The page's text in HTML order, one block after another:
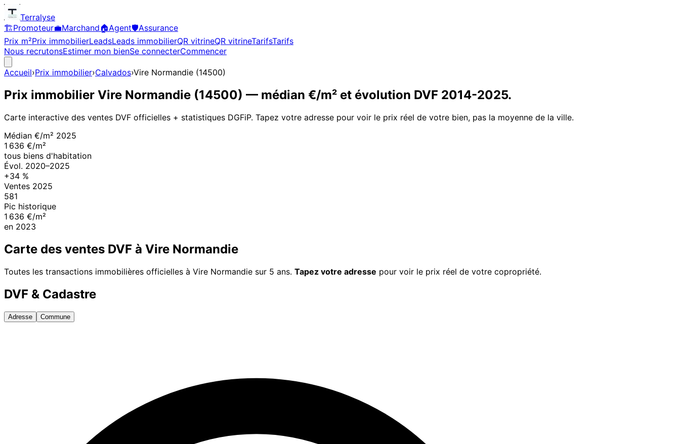
Terralyse
🏗️Promoteur💼Marchand🏠Agent🛡️Assurance
Prix m²Prix immobilierLeadsLeads immobilierQR vitrineQR vitrineTarifsTarifs
Nous recrutonsEstimer mon bienSe connecterCommencer
Accueil›Prix immobilier›Calvados›Vire Normandie (14500)
Prix immobilier Vire Normandie (14500) — médian €/m² et évolution DVF 2014-2025.
Carte interactive des ventes DVF officielles + statistiques DGFiP. Tapez votre adresse pour voir le prix réel de votre bien, pas la moyenne de la ville.
Médian €/m² 2025
1 636 €/m²
tous biens d'habitation
Évol. 2020–2025
+34 %
Ventes 2025
581
Pic historique
1 636 €/m²
en 2023
Carte des ventes DVF à Vire Normandie
Toutes les transactions immobilières officielles à Vire Normandie sur 5 ans. Tapez votre adresse pour voir le prix réel de votre copropriété.
DVF & Cadastre
Adresse Commune